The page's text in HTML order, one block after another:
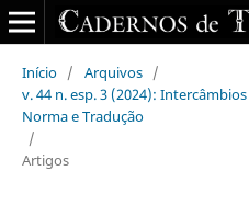
Início / Arquivos /
v. 44 n. esp. 3 (2024):
Norma e Tradução
/
Artigos